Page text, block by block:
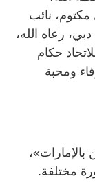
نائب
رعاه الله،
حكام
ومحبة
مختلفة.